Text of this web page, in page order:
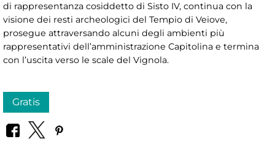
di rappresentanza cosiddetto di Sisto IV, continua con la
visione dei resti archeologici del Tempio di Veiove,
prosegue attraversando alcuni degli ambienti più
rappresentativi dell’amministrazione Capitolina e termina
con l’uscita verso le scale del Vignola.
Gratis